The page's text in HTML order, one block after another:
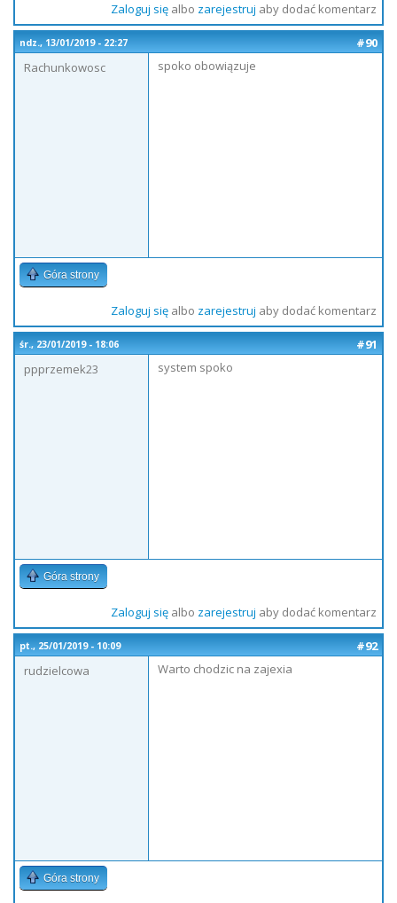
Zaloguj sięalbo zarejestruj aby dodać komentarz
ndz., 13/01/2019 - 22:27
#90
Rachunkowosc
spoko obowiązuje
Góra strony
Zaloguj sięalbo zarejestruj aby dodać komentarz
śr., 23/01/2019 - 18:06
#91
ppprzemek23
system spoko
Góra strony
Zaloguj sięalbo zarejestruj aby dodać komentarz
pt., 25/01/2019 - 10:09
#92
rudzielcowa
Warto chodzic na zajexia
Góra strony